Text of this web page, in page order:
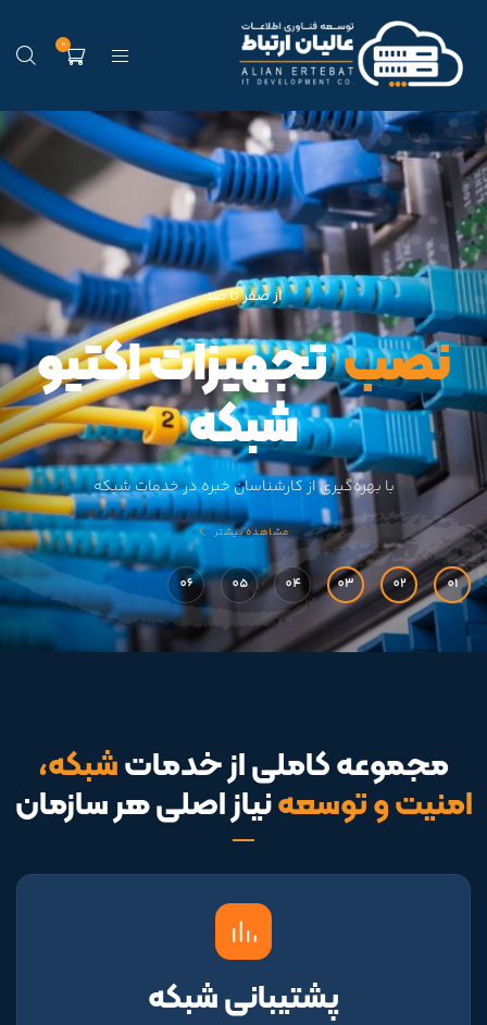
0
از صفر تا صد
را|تجهیزات اکتیو شبکه
با بهره‌گیری از کارشناسان خبره در خدمات شبکه
مشاهده بیشتر
01
02
03
04
05
06
مجموعه کاملی از خدماتشبکه،
امنیت و توسعهنیاز اصلی هر سازمان
پشتیبانی شبکه